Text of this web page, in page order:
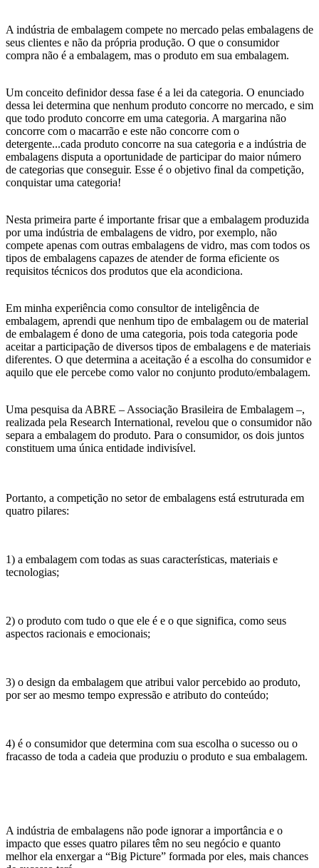
A indústria de embalagem compete no mercado pelas embalagens de
seus clientes e não da própria produção. O que o consumidor
compra não é a embalagem, mas o produto em sua embalagem.
Um conceito definidor dessa fase é a lei da categoria. O enunciado
dessa lei determina que nenhum produto concorre no mercado, e sim
que todo produto concorre em uma categoria. A margarina não
concorre com o macarrão e este não concorre com o
detergente...cada produto concorre na sua categoria e a indústria de
embalagens disputa a oportunidade de participar do maior número
de categorias que conseguir. Esse é o objetivo final da competição,
conquistar uma categoria!
Nesta primeira parte é importante frisar que a embalagem produzida
por uma indústria de embalagens de vidro, por exemplo, não
compete apenas com outras embalagens de vidro, mas com todos os
tipos de embalagens capazes de atender de forma eficiente os
requisitos técnicos dos produtos que ela acondiciona.
Em minha experiência como consultor de inteligência de
embalagem, aprendi que nenhum tipo de embalagem ou de material
de embalagem é dono de uma categoria, pois toda categoria pode
aceitar a participação de diversos tipos de embalagens e de materiais
diferentes. O que determina a aceitação é a escolha do consumidor e
aquilo que ele percebe como valor no conjunto produto/embalagem.
Uma pesquisa da ABRE – Associação Brasileira de Embalagem –,
realizada pela Research International, revelou que o consumidor não
separa a embalagem do produto. Para o consumidor, os dois juntos
constituem uma única entidade indivisível.
Portanto, a competição no setor de embalagens está estruturada em
quatro pilares:
1) a embalagem com todas as suas características, materiais e
tecnologias;
2) o produto com tudo o que ele é e o que significa, como seus
aspectos racionais e emocionais;
3) o design da embalagem que atribui valor percebido ao produto,
por ser ao mesmo tempo expressão e atributo do conteúdo;
4) é o consumidor que determina com sua escolha o sucesso ou o
fracasso de toda a cadeia que produziu o produto e sua embalagem.
A indústria de embalagens não pode ignorar a importância e o
impacto que esses quatro pilares têm no seu negócio e quanto
melhor ela enxergar a “Big Picture” formada por eles, mais chances